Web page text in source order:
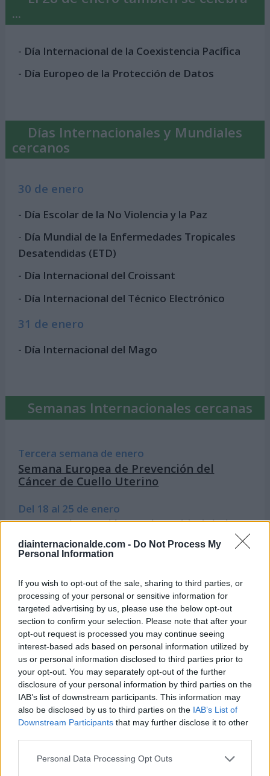
diainternacionalde.com - Do Not Process My
Personal Information
If you wish to opt-out of the sale, sharing to third parties, or
processing of your personal or sensitive information for
targeted advertising by us, please use the below opt-out
section to confirm your selection. Please note that after your
opt-out request is processed you may continue seeing
interest-based ads based on personal information utilized by
us or personal information disclosed to third parties prior to
your opt-out. You may separately opt-out of the further
disclosure of your personal information by third parties on the
IAB’s list of downstream participants. This information may
also be disclosed by us to third parties on the IAB’s List of
Downstream Participants that may further disclose it to other
Personal Data Processing Opt Outs
...
- Día Internacional de la Coexistencia Pacífica
- Día Europeo de la Protección de Datos
Días Internacionales y Mundiales
cercanos
30 de enero
- Día Escolar de la No Violencia y la Paz
- Día Mundial de la Enfermedades Tropicales
Desatendidas (ETD)
- Día Internacional del Croissant
- Día Internacional del Técnico Electrónico
31 de enero
- Día Internacional del Mago
Semanas Internacionales cercanas
Tercera semana de enero
Semana Europea de Prevención del
Cáncer de Cuello Uterino
Del 18 al 25 de enero
Semana de Oración por la Unidad de los
Cristianos
Semana Mundial de la Armonía
Interconfesional
Hoy 8 de agosto es:
Dia Internacional del Gato (por
IFAW)
8 de agosto de 2026